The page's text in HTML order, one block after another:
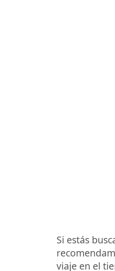
Si estás
viaje en el